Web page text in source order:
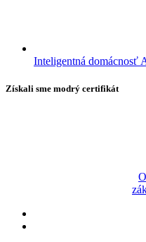
Inteligentná domácnosť
Získali sme modrý certifikát